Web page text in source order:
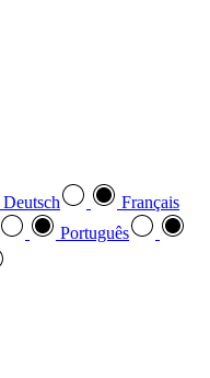
Deutsch
Français
Português